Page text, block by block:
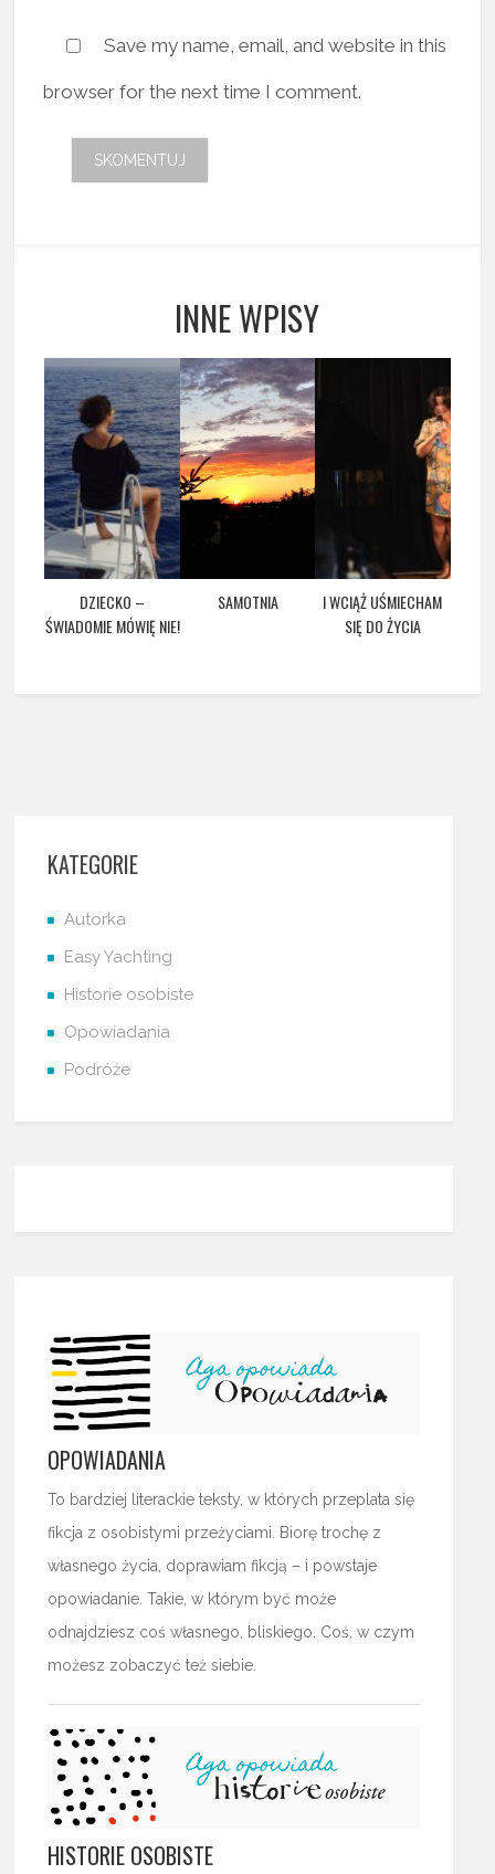
Save my name, email, and website in this
browser for the next time I comment.
INNE WPISY
DZIECKO –
ŚWIADOMIE MÓWIĘ NIE!
SAMOTNIA
I WCIĄŻ UŚMIECHAM
SIĘ DO ŻYCIA
KATEGORIE
Autorka
Easy Yachting
Historie osobiste
Opowiadania
Podróże
OPOWIADANIA
To bardziej literackie teksty, w których przeplata się
fikcja z osobistymi przeżyciami. Biorę trochę z
własnego życia, doprawiam fikcją – i powstaje
opowiadanie. Takie, w którym być może
odnajdziesz coś własnego, bliskiego. Coś, w czym
możesz zobaczyć też siebie.
HISTORIE OSOBISTE